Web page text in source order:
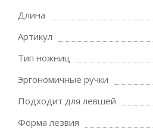
Длина
Артикул
Тип ножниц
Эргономичные ручки
Подходит для левшей
Форма лезвия